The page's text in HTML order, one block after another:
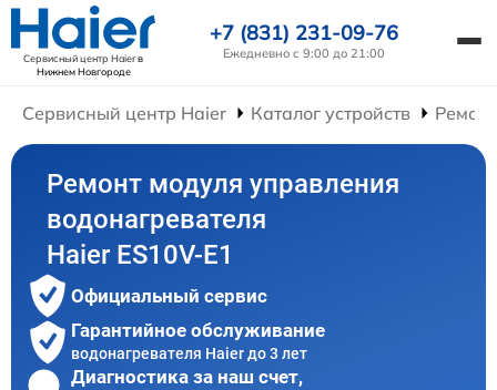
Сервисный центр Haierв
Нижнем Новгороде
+7 (831) 231-09-76
Ежедневно с 9:00 до 21:00
Сервисный центр Haier Каталог устройств
Ремонт модуля управления
водонагревателя
Haier ES10V-E1
Официальный сервис
Гарантийное обслуживание
водонагревателя Haier до 3 лет
Диагностика за наш счет,